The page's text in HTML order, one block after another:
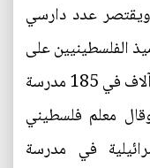
ويقتصر عدد دارسي
الفلسطينيين على
نحو خمسة آلاف طالب من أصل 110 آلاف في 185 مدرسة
معلم فلسطيني
في مدرسة